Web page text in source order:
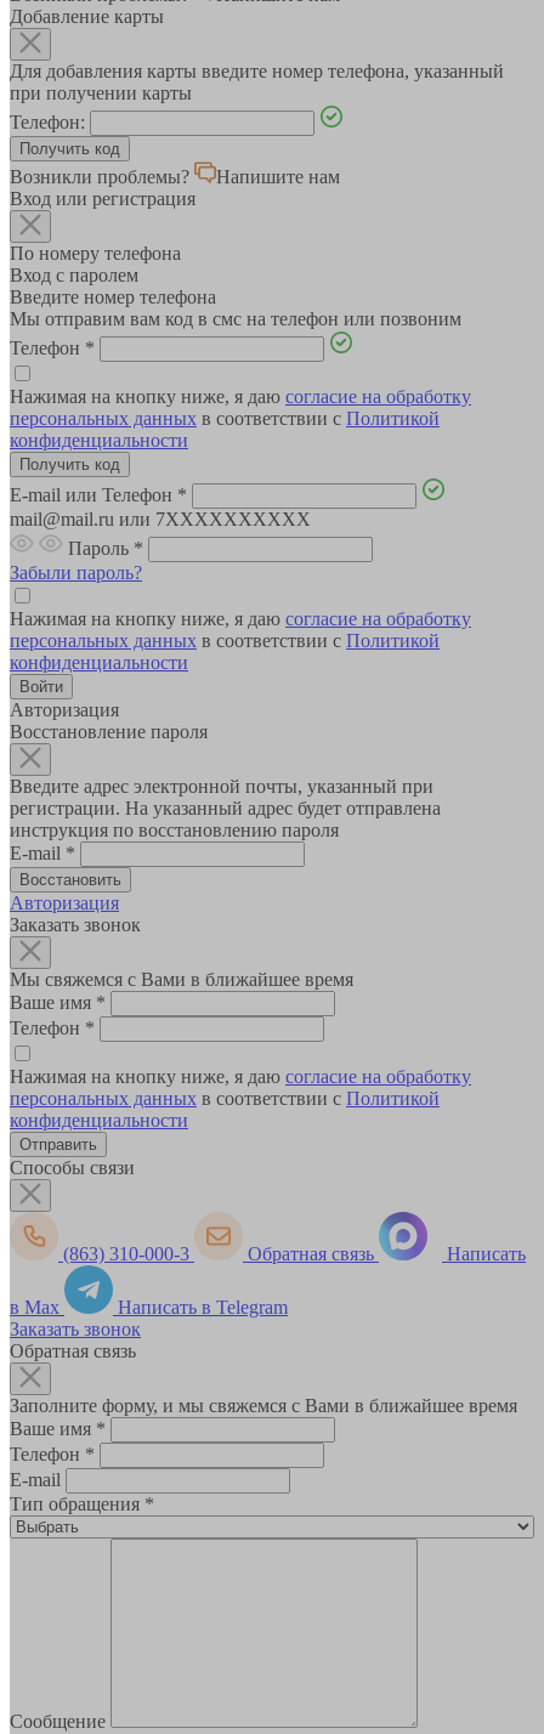
Добавление карты
Для добавления карты введите номер телефона, указанный
при получении карты
Телефон:
Возникли проблемы?
Напишите нам
Вход или регистрация
По номеру телефона
Вход с паролем
Введите номер телефона
Мы отправим вам код в смс на телефон или позвоним
Телефон *
Нажимая на кнопку ниже, я даю согласие на обработку
персональных данных в соответствии с Политикой
конфиденциальности
E-mail или Телефон *
mail@mail.ru или 7XXXXXXXXXX
Пароль *
Забыли пароль?
Нажимая на кнопку ниже, я даю согласие на обработку
персональных данных в соответствии с Политикой
конфиденциальности
Авторизация
Восстановление пароля
Введите адрес электронной почты, указанный при
регистрации. На указанный адрес будет отправлена
инструкция по восстановлению пароля
E-mail *
Авторизация
Заказать звонок
Мы свяжемся с Вами в ближайшее время
Ваше имя *
Телефон *
Нажимая на кнопку ниже, я даю согласие на обработку
персональных данных в соответствии с Политикой
конфиденциальности
Способы связи
(863) 310-000-3 Обратная связь Написать
в Max
Написать в Telegram
Заказать звонок
Обратная связь
Заполните форму, и мы свяжемся с Вами в ближайшее время
Ваше имя *
Телефон *
E-mail
Тип обращения *
Сообщение